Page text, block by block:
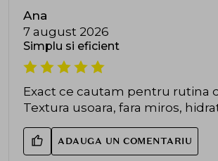
Ana
7 august 2026
Simplu si eficient
Exact ce cautam pentru rutina
Textura usoara, fara miros,
ADAUGA UN COMENTARIU